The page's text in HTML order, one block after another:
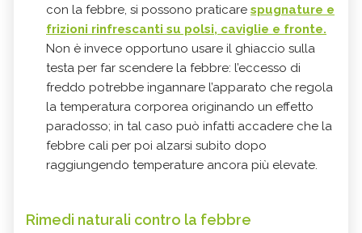
con la febbre, si possono praticare spugnature e
frizioni rinfrescanti su polsi, caviglie e fronte.
Non è invece opportuno usare il ghiaccio sulla
testa per far scendere la febbre: l’eccesso di
freddo potrebbe ingannare l’apparato che regola
la temperatura corporea originando un effetto
paradosso; in tal caso può infatti accadere che la
febbre cali per poi alzarsi subito dopo
raggiungendo temperature ancora più elevate.
Rimedi naturali contro la febbre